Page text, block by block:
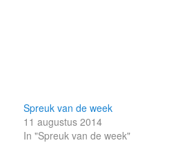
Spreuk van de week
11 augustus 2014
In "Spreuk van de week"